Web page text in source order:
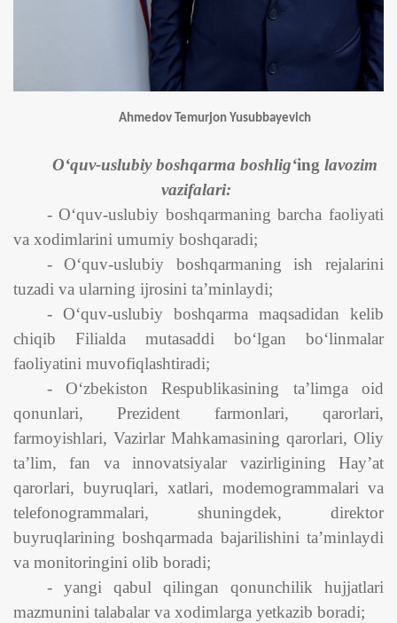
Ahmedov Temurjon Yusubbayevich
O‘quv-uslubiy boshqarma boshlig‘inglavozim
vazifalari:
- O‘quv-uslubiy boshqarmaning barcha faoliyati
va xodimlarini umumiy boshqaradi;
- O‘quv-uslubiy boshqarmaning ish rejalarini
tuzadi va ularning ijrosini ta’minlaydi;
- O‘quv-uslubiy boshqarma maqsadidan kelib
chiqib Filialda mutasaddi bo‘lgan bo‘linmalar
faoliyatini muvofiqlashtiradi;
- O‘zbekiston Respublikasining ta’limga oid
qonunlari, Prezident farmonlari, qarorlari,
farmoyishlari, Vazirlar Mahkamasining qarorlari, Oliy
ta’lim, fan va innovatsiyalar vazirligining Hay’at
qarorlari, buyruqlari, xatlari, modemogrammalari va
telefonogrammalari, shuningdek, direktor
buyruqlarining boshqarmada bajarilishini ta’minlaydi
va monitoringini olib boradi;
- yangi qabul qilingan qonunchilik hujjatlari
mazmunini talabalar va xodimlarga yetkazib boradi;